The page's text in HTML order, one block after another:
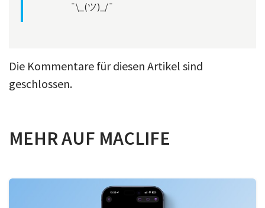
¯\_(ツ)_/¯
Die Kommentare für diesen Artikel sind
geschlossen.
MEHR AUF MACLIFE